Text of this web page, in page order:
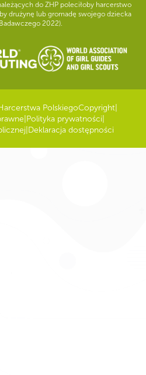
do ZHP poleciłoby harcerstwo
drużynę lub gromadę swojego dziecka
2022).
PolskiegoCopyright
Polityka prywatności
Deklaracja dostępności